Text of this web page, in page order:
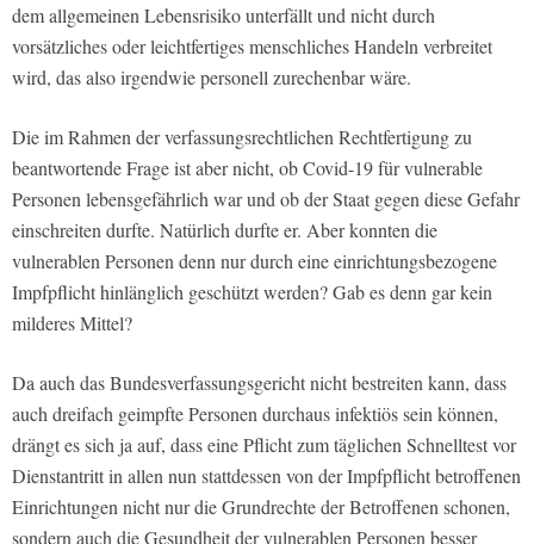
dem allgemeinen Lebensrisiko unterfällt und nicht durch
vorsätzliches oder leichtfertiges menschliches Handeln verbreitet
wird, das also irgendwie personell zurechenbar wäre.
Die im Rahmen der verfassungsrechtlichen Rechtfertigung zu
beantwortende Frage ist aber nicht, ob Covid-19 für vulnerable
Personen lebensgefährlich war und ob der Staat gegen diese Gefahr
einschreiten durfte. Natürlich durfte er. Aber konnten die
vulnerablen Personen denn nur durch eine einrichtungsbezogene
Impfpflicht hinlänglich geschützt werden? Gab es denn gar kein
milderes Mittel?
Da auch das Bundesverfassungsgericht nicht bestreiten kann, dass
auch dreifach geimpfte Personen durchaus infektiös sein können,
drängt es sich ja auf, dass eine Pflicht zum täglichen Schnelltest vor
Dienstantritt in allen nun stattdessen von der Impfpflicht betroffenen
Einrichtungen nicht nur die Grundrechte der Betroffenen schonen,
sondern auch die Gesundheit der vulnerablen Personen besser